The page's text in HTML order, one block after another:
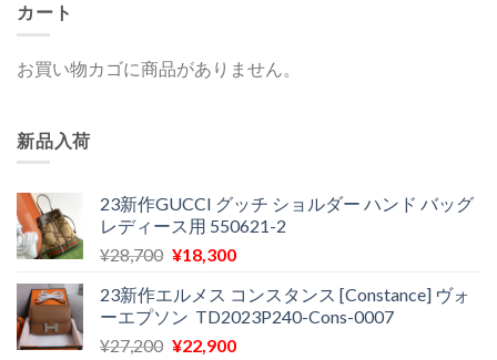
カート
お買い物カゴに商品がありません。
新品入荷
23新作GUCCI グッチ ショルダー ハンド バッグ
レディース用 550621-2
¥28,700 元
価
格
は
¥18,300現
の
価
格
23新作エルメス コンスタンス [Constance] ヴォ
ーエプソン TD2023P240-Cons-0007
¥27,200 元
¥22,900現